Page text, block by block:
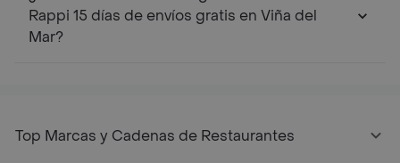
Rappi 15 días de envíos gratis en Viña del
Mar?
Top Marcas y Cadenas de Restaurantes